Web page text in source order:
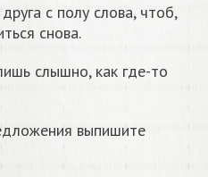
с полу слова, чтоб,
снова.
слышно, как где-то
выпишите